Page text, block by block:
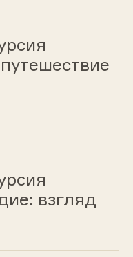
взгляд